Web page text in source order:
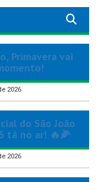
Primavera vai
2026
do São João
tá no ar! 🔥🌽
2026